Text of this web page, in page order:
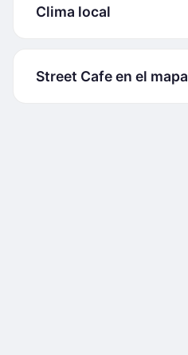
Clima local
Street Cafe en el mapa